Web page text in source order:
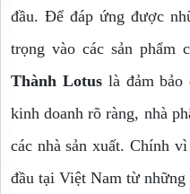
đầu. Để đáp ứng được
trọng vào các sản phẩm
Thành Lotuslà đảm bảo
kinh doanh rõ ràng, nhà
các nhà sản xuất. Chính
đầu tại Việt Nam từ